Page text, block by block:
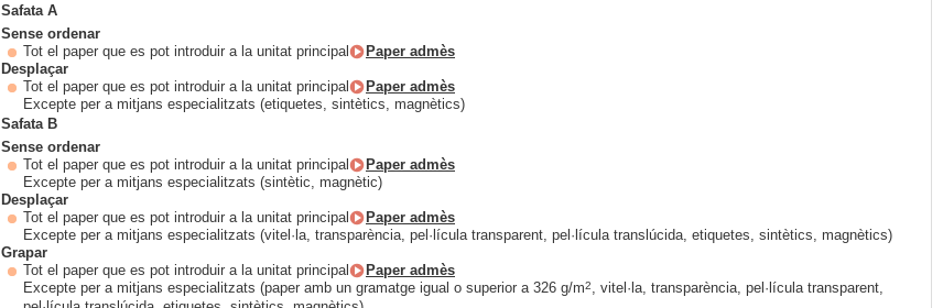
Safata A
Sense ordenar
Tot el paper que es pot introduir a la unitat principal
Paper admès
Desplaçar
Tot el paper que es pot introduir a la unitat principal
Paper admès
Excepte per a mitjans especialitzats (etiquetes, sintètics, magnètics)
Safata B
Sense ordenar
Tot el paper que es pot introduir a la unitat principal
Paper admès
Excepte per a mitjans especialitzats (sintètic, magnètic)
Desplaçar
Tot el paper que es pot introduir a la unitat principal
Paper admès
Excepte per a mitjans especialitzats (vitel·la, transparència, pel·lícula transparent, pel·lícula translúcida, etiquetes, sintètics, magnètics)
Grapar
Tot el paper que es pot introduir a la unitat principal
Paper admès
Excepte per a mitjans especialitzats (paper amb un gramatge igual o superior a 326 g/m2, vitel·la, transparència, pel·lícula transparent,